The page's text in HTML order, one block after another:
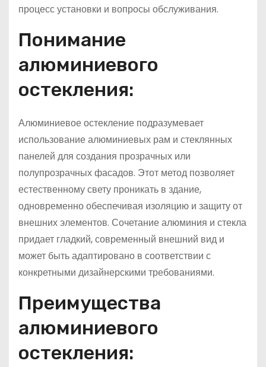
процесс установки и вопросы обслуживания.
Понимание
алюминиевого
остекления:
Алюминиевое остекление подразумевает
использование алюминиевых рам и стеклянных
панелей для создания прозрачных или
полупрозрачных фасадов. Этот метод позволяет
естественному свету проникать в здание,
одновременно обеспечивая изоляцию и защиту от
внешних элементов. Сочетание алюминия и стекла
придает гладкий, современный внешний вид и
может быть адаптировано в соответствии с
конкретными дизайнерскими требованиями.
Преимущества
алюминиевого
остекления: